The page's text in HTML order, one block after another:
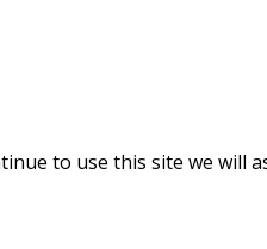
to use this site we will